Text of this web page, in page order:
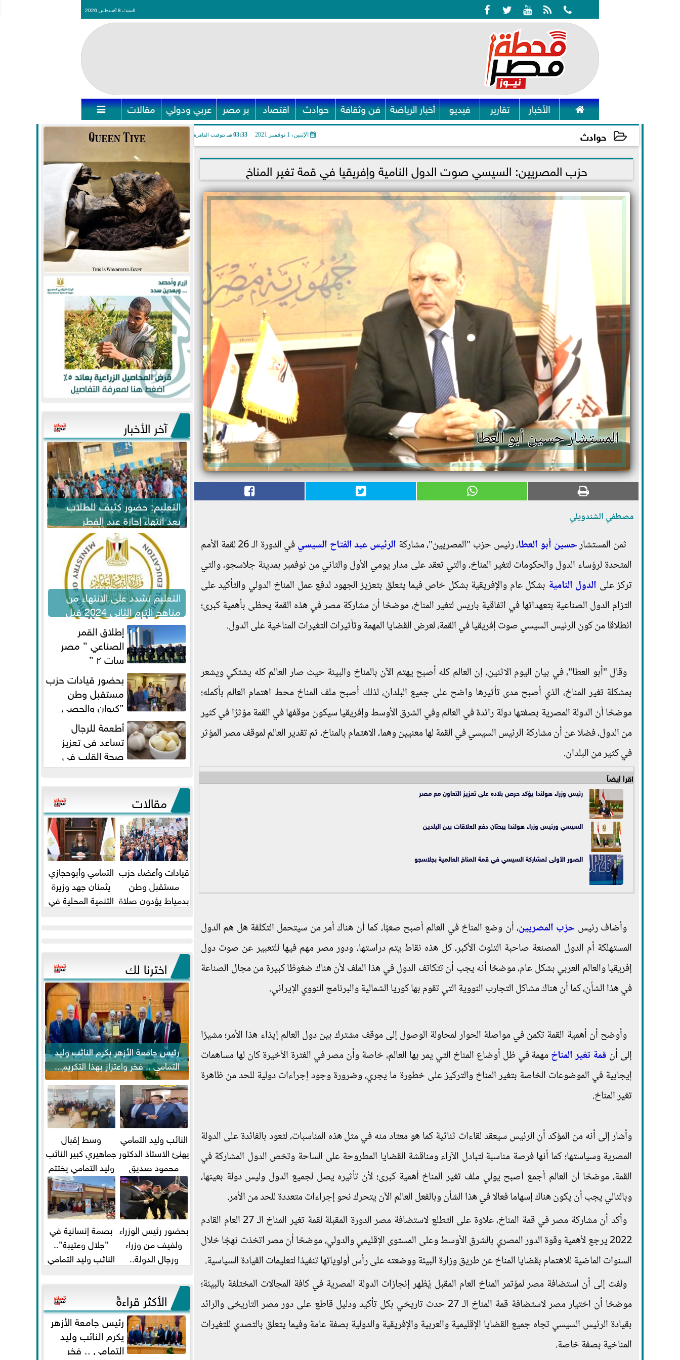
     السبت 8 أغسطس 2026
 الأخبار تقارير فيديو أخبار الرياضة فن وثقافة حوادث اقتصاد بر مصر عربي ودولي مقالات 
حوادث الإثنين، 1 نوفمبر 2021 03:33 مـ بتوقيت القاهرة
2021-11-01 15:33:58 حزب المصريين: السيسي صوت الدول النامية وإفريقيا في قمة تغير المناخ
المستشار حسين أبو العطا
مصطفي الشندويلي
ثمن المستشارحسين أبو العطا، رئيس حزب "المصريين"، مشاركة الرئيس عبد الفتاح السيسي
في الدورة الـ 26 لقمة الأمم
المتحدة لرؤساء الدول والحكومات لتغير المناخ، والتي تعقد على مدار يومي الأول والثاني من نوفمبر بمدينة جلاسجو، والتي
تركز على الدول النامية بشكل عام والإفريقية بشكل خاص فيما يتعلق بتعزيز الجهود لدفع عمل المناخ الدولي والتأكيد على
التزام الدول الصناعية بتعهداتها في اتفاقية باريس لتغير المناخ، موضحًا أن مشاركة مصر في هذه القمة يحظى بأهمية كبرى؛
انطلاقا من كون الرئيس السيسي صوت إفريقيا في القمة، لعرض القضايا المهمة وتأثيرات التغيرات المناخية على الدول.
وقال "أبو العطا"، في بيان اليوم الاثنين، إن العالم كله أصبح يهتم الآن بالمناخ والبيئة حيث صار العالم كله يشتكي ويشعر
بمشكلة تغير المناخ، الذي أصبح مدى تأثيرها واضح على جميع البلدان، لذلك أصبح ملف المناخ محط اهتمام العالم بأكمله؛
موضحًا أن الدولة المصرية بصفتها دولة رائدة في العالم وفي الشرق الأوسط وإفريقيا سيكون موقفها في القمة مؤثرًا في كثير
من الدول، فضلا عن أن مشاركة الرئيس السيسي في القمة لها معنيين وهما، الاهتمام بالمناخ، ثم تقدير العالم لموقف مصر المؤثر
في كثير من البلدان.
اقرأ أيضاً
رئيس وزراء هولندا يؤكد حرص بلاده على تعزيز التعاون مع مصر
السيسي ورئيس وزراء هولندا يبحثان دفع العلاقات بين البلدين
الصور الأولى لمشاركة السيسي في قمة المناخ العالمية بجلاسجو
وأضاف رئيس حزب المصريين، أن وضع المناخ في العالم أصبح صعبًا، كما أن هناك أمر من سيتحمل التكلفة هل هم الدول
المستهلكة أم الدول المصنعة صاحبة التلوث الأكبر، كل هذه نقاط يتم دراستها، ودور مصر مهم فيها للتعبير عن صوت دول
إفريقيا والعالم العربي بشكل عام، موضحًا أنه يجب أن تتكاتف الدول في هذا الملف لأن هناك ضغوطًا كبيرة من مجال الصناعة
في هذا الشأن، كما أن هناك مشاكل التجارب النووية التي تقوم بها كوريا الشمالية والبرنامج النووي الإيراني.
وأوضح أن أهمية القمة تكمن في مواصلة الحوار لمحاولة الوصول إلى موقف مشترك بين دول العالم إيذاء هذا الأمر؛ مشيرًا
إلى أن قمة تغير المناخمهمة في ظل أوضاع المناخ التي يمر بها العالم، خاصة وأن مصر في الفترة الأخيرة كان لها مساهمات
إيجابية في الموضوعات الخاصة بتغير المناخ والتركيز على خطورة ما يجري، وضرورة وجود إجراءات دولية للحد من ظاهرة
تغير المناخ.
وأشار إلى أنه من المؤكد أن الرئيس سيعقد لقاءات ثنائية كما هو معتاد منه في مثل هذه المناسبات، لتعود بالفائدة على الدولة
المصرية وسياستها؛ كما أنها فرصة مناسبة لتبادل الآراء ومناقشة القضايا المطروحة على الساحة وتخص الدول المشاركة في
القمة، موضحًا أن العالم أجمع أصبح يولي ملف تغير المناخ أهمية كبرى؛ لأن تأثيره يصل لجميع الدول وليس دولة بعينها،
وبالتالي يجب أن يكون هناك إسهاما فعالا في هذا الشأن وبالفعل العالم الآن يتحرك نحو إجراءات متعددة للحد من الأمر.
وأكد أن مشاركة مصر في قمة المناخ، علاوة على التطلع لاستضافة مصر الدورة المقبلة لقمة تغير المناخ الـ 27 العام القادم
2022 يرجع لأهمية وقوة الدور المصري بالشرق الأوسط وعلى المستوى الإقليمي والدولي، موضحًا أن مصر اتخذت نهجًا خلال
السنوات الماضية للاهتمام بقضايا المناخ عن طريق وزارة البيئة ووضعته على رأس أولوياتها تنفيذا لتعليمات القيادة السياسية.
ولفت إلى أن استضافة مصر لمؤتمر المناخ العام المقبل يُظهر إنجازات الدولة المصرية في كافة المجالات المختلفة بالبيئة؛
موضحًا أن اختيار مصر لاستضافة قمة المناخ الـ 27 حدث تاريخي بكل تأكيد ودليل قاطع على دور مصر التاريخى والرائد
بقيادة الرئيس السيسي تجاه جميع القضايا الإقليمية والعربية والإفريقية والدولية بصفة عامة وفيما يتعلق بالتصدي للتغيرات
المناخية بصفة خاصة.
آخر الأخبار
التعليم: حضور كثيف للطلاب
بعد انتهاء إجازة عيد الفطر
لاستكمال المناهج
التعليم تشدد على الانتهاء من
مناهج الترم الثاني 2024 قبل
الامتحانات
إطلاق القمر
الصناعي ” مصر
سات ٢ ”
بحضور قيادات حزب
مستقبل وطن
”كيوان والحصي
والتمامي وابوحجازي وعيسي” أمانه
كفر...
أطعمة للرجال
تساعد فى تعزيز
صحة القلب فى
سن الأربعين
مقالات
قيادات وأعضاء حزب
مستقبل وطن
بدمياط يؤدون صلاة
التمامي وأبوحجازي
يثمنان جهد وزيرة
التنمية المحلية في
اخترنا لك
رئيس جامعة الأزهر يكرم النائب وليد
التمامي .. فخر واعتزاز بهذا التكريم...
النائب وليد التمامي
يهنئ الاستاذ الدكتور
محمود صديق
تكليفة قائم باعمال
...
وسط إقبال
جماهيري كبير النائب
وليد التمامي يختتم
أضخم قافلة طبية
مجانية...
بحضور رئيس الوزراء
ولفيف من وزراء
ورجال الدولة..
ومحمد...
بصمة إنسانية في
”جلال وعتيبة”..
النائب وليد التمامي
شيحة يداويان...
الأكثر قراءةً
رئيس جامعة الأزهر
يكرم النائب وليد
التمامي .. فخر